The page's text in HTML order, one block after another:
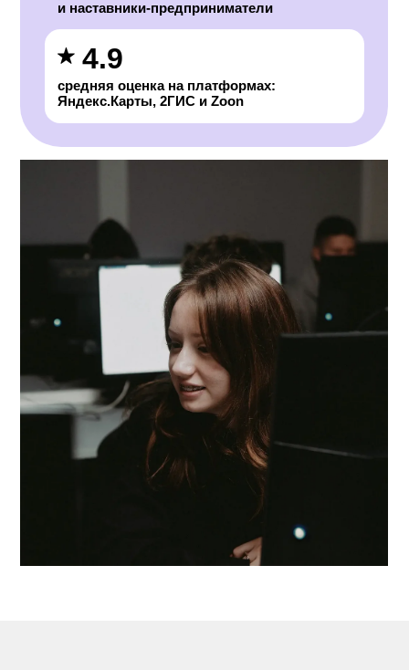
реальные проекты
и наставники-предприниматели
4.9
Яндекс.Карты, 2ГИС и Zoon